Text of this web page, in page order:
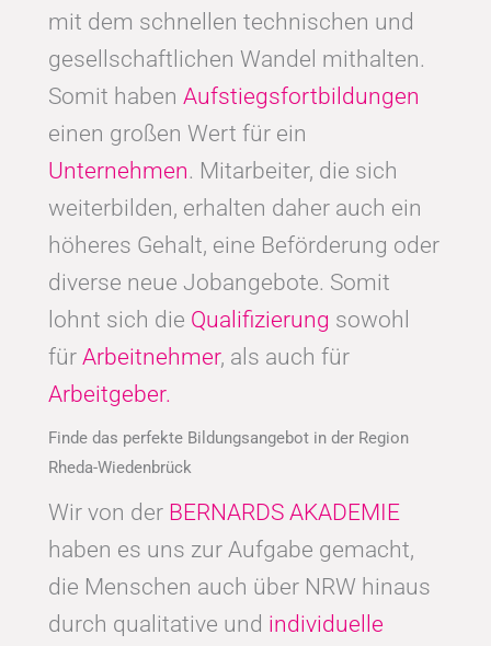
mit dem schnellen technischen und
gesellschaftlichen Wandel mithalten.
Somit haben Aufstiegsfortbildungen
einen großen Wert für ein
Unternehmen. Mitarbeiter, die sich
weiterbilden, erhalten daher auch ein
höheres Gehalt, eine Beförderung oder
diverse neue Jobangebote. Somit
lohnt sich die Qualifizierung sowohl
für Arbeitnehmer, als auch für
Arbeitgeber.
Finde das perfekte Bildungsangebot in der Region
Rheda-Wiedenbrück
Wir von der BERNARDS AKADEMIE
haben es uns zur Aufgabe gemacht,
die Menschen auch über NRW hinaus
durch qualitative und individuelle